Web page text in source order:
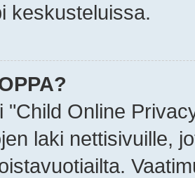
keskusteluissa.
"Child Online
laki nettisivuille,